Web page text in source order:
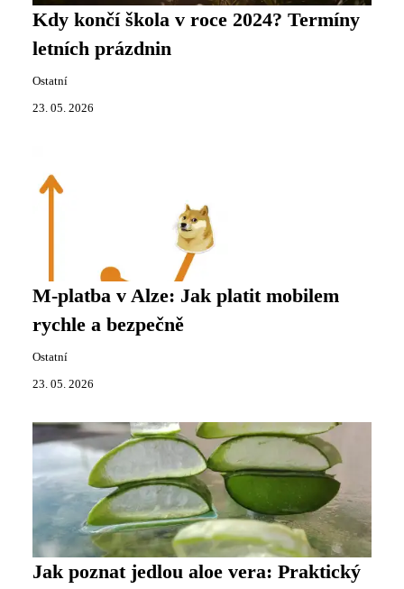
Kdy končí škola v roce 2024? Termíny
letních prázdnin
Ostatní
23. 05. 2026
M-platba v Alze: Jak platit mobilem
rychle a bezpečně
Ostatní
23. 05. 2026
Jak poznat jedlou aloe vera: Praktický